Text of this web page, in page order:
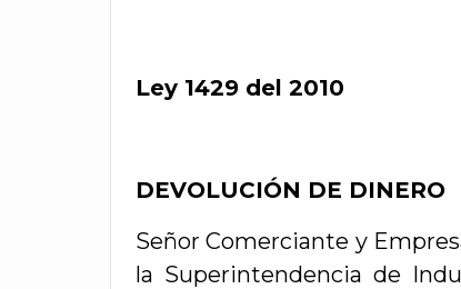
Ley 1429 del 2010
DEVOLUCIÓN DE DINERO
Señor Comerciante y
la Superintendencia de